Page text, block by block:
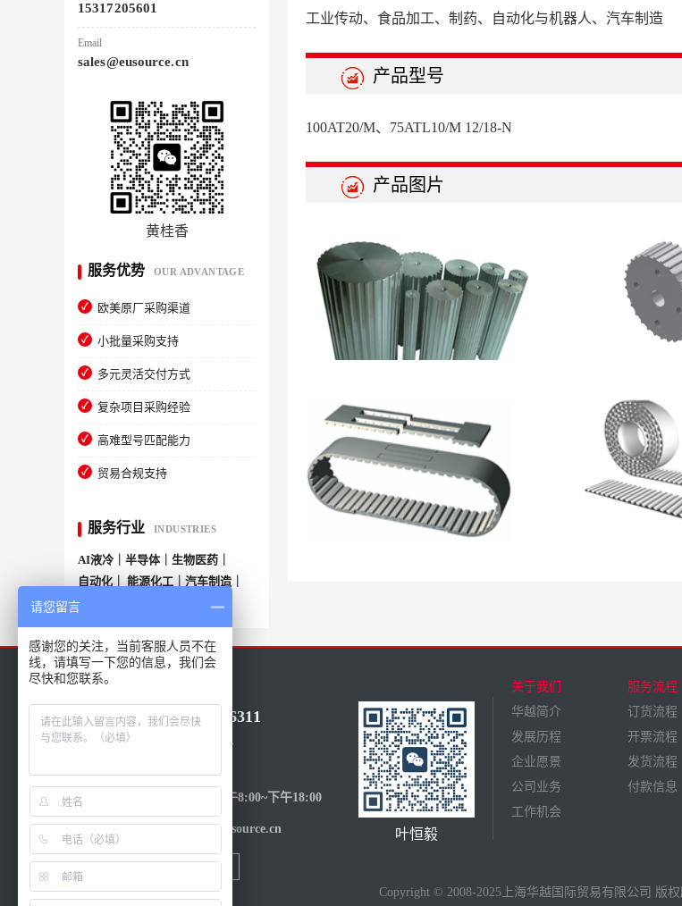
15317205601
Email
sales@eusource.cn
黄桂香
服务优势 OUR ADVANTAGE
欧美原厂采购渠道
小批量采购支持
多元灵活交付方式
复杂项目采购经验
高难型号匹配能力
贸易合规支持
服务行业 INDUSTRIES
AI液冷｜半导体｜生物医药｜
自动化｜ 能源化工｜汽车制造｜
More+
工业传动、食品加工、制药、自动化与机器人、汽车制造
产品型号
100AT20/M、75ATL10/M 12/18-N
产品图片
86-021-50686311
15317205601
周一至周五-上午8:00~下午18:00
邮件：sales@eusource.cn 叶恒毅
关于我们
华越简介
发展历程
企业愿景
公司业务
工作机会
服务流程
订货流程
开票流程
发货流程
付款信息
Copyright © 2008-2025上海华越国际贸易有限公司 版
请您留言
感谢您的关注，当前客服人员不在
线，请填写一下您的信息，我们会
尽快和您联系。